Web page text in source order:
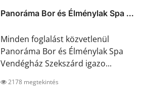
Panoráma Bor és Élménylak Spa ...
Minden foglalást közvetlenül
Panoráma Bor és Élménylak Spa
Vendégház Szekszárd igazo...
2178 megtekintés